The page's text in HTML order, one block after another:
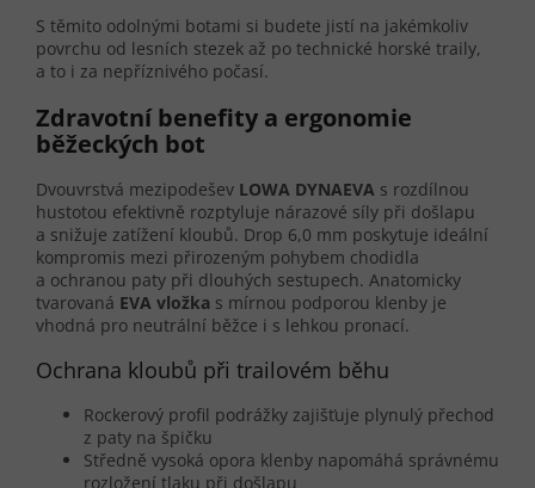
S těmito odolnými botami si budete jistí na jakémkoliv
povrchu od lesních stezek až po technické horské traily,
a to i za nepříznivého počasí.
Zdravotní benefity a ergonomie
běžeckých bot
Dvouvrstvá mezipodešev LOWA DYNAEVA s rozdílnou
hustotou efektivně rozptyluje nárazové síly při došlapu
a snižuje zatížení kloubů. Drop 6,0 mm poskytuje ideální
kompromis mezi přirozeným pohybem chodidla
a ochranou paty při dlouhých sestupech. Anatomicky
tvarovaná EVA vložka s mírnou podporou klenby je
vhodná pro neutrální běžce i s lehkou pronací.
Ochrana kloubů při trailovém běhu
Rockerový profil podrážky zajišťuje plynulý přechod
z paty na špičku
Středně vysoká opora klenby napomáhá správnému
rozložení tlaku při došlapu